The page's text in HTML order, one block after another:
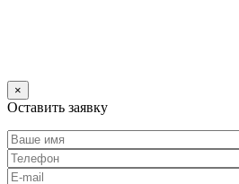
×
Оставить заявку